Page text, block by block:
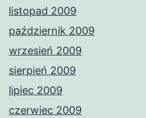
listopad 2009
październik 2009
wrzesień 2009
sierpień 2009
lipiec 2009
czerwiec 2009